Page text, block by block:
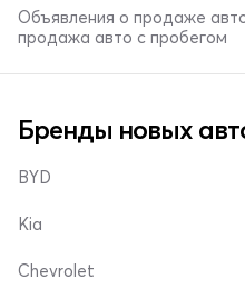
Объявления о продаже
продажа авто с пробегом
Бренды новых
BYD
Kia
Chevrolet